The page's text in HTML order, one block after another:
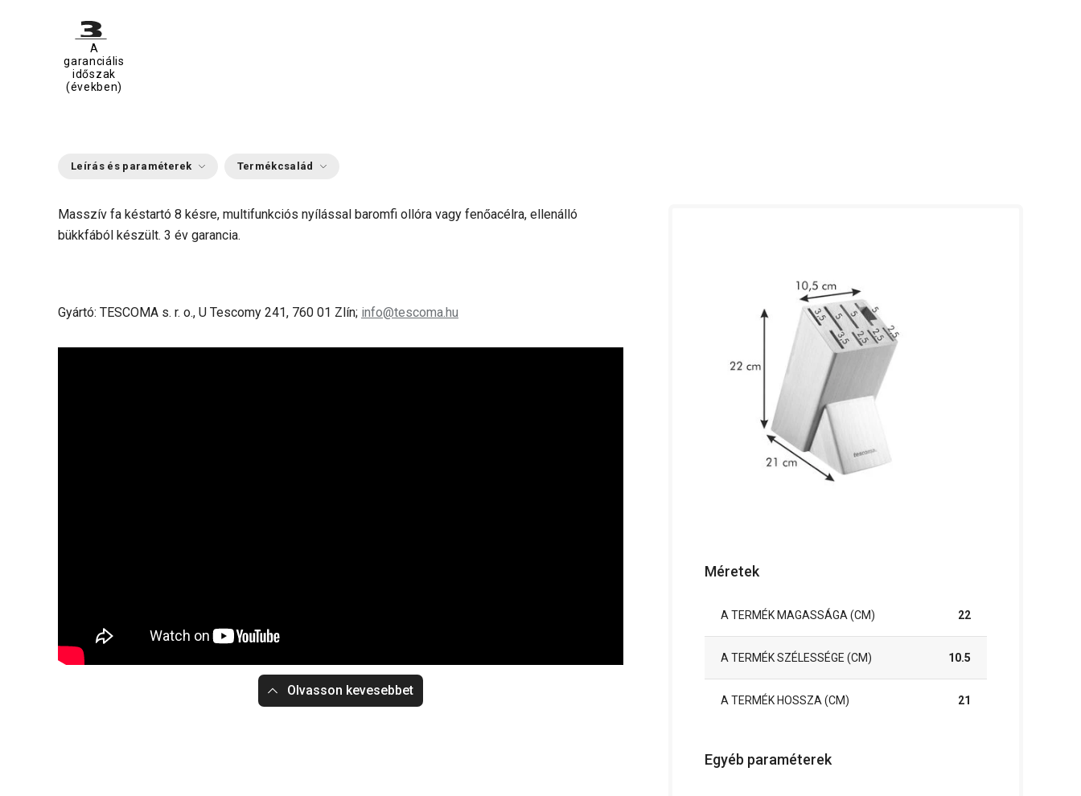
A
garanciális
időszak
(években)
Leírás és paraméterek Termékcsalád
Masszív fa késtartó 8 késre, multifunkciós nyílással baromfi ollóra vagy fenőacélra, ellenálló
bükkfából készült. 3 év garancia.
Gyártó: TESCOMA s. r. o., U Tescomy 241, 760 01 Zlín; info@tescoma.hu
Olvasson kevesebbet
Méretek
A TERMÉK MAGASSÁGA (CM) 22
A TERMÉK SZÉLESSÉGE (CM) 10.5
A TERMÉK HOSSZA (CM) 21
Egyéb paraméterek